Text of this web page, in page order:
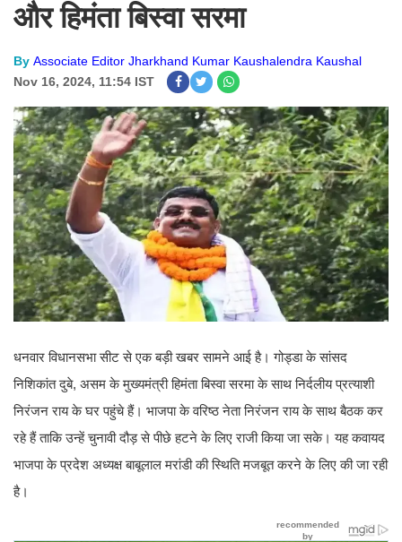
और हिमंता बिस्वा सरमा
By Associate Editor Jharkhand Kumar Kaushalendra Kaushal
Nov 16, 2024, 11:54 IST
धनवार विधानसभा सीट से एक बड़ी खबर सामने आई है। गोड्डा के सांसद
निशिकांत दुबे, असम के मुख्यमंत्री हिमंता बिस्वा सरमा के साथ निर्दलीय प्रत्याशी
निरंजन राय के घर पहुंचे हैं। भाजपा के वरिष्ठ नेता निरंजन राय के साथ बैठक कर
रहे हैं ताकि उन्हें चुनावी दौड़ से पीछे हटने के लिए राजी किया जा सके। यह कवायद
भाजपा के प्रदेश अध्यक्ष बाबूलाल मरांडी की स्थिति मजबूत करने के लिए की जा रही
है।